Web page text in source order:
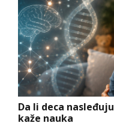
Da li deca
kaže nauka